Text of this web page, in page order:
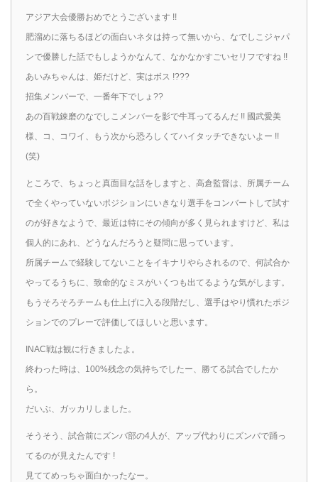
アジア大会優勝おめでとうございます !!
肥溜めに落ちるほどの面白いネタは持って無いから、なでしこジャパ
ンで優勝した話でもしようかなんて、なかなかすごいセリフですね !!
あいみちゃんは、姫だけど、実はボス !???
招集メンバーで、一番年下でしょ??
あの百戦錬磨のなでしこメンバーを影で牛耳ってるんだ !! 國武愛美
様、コ、コワイ、もう次から恐ろしくてハイタッチできないよー !!
(笑)
ところで、ちょっと真面目な話をしますと、高倉監督は、所属チーム
で全くやっていないポジションにいきなり選手をコンバートして試す
のが好きなようで、最近は特にその傾向が多く見られますけど、私は
個人的にあれ、どうなんだろうと疑問に思っています。
所属チームで経験してないことをイキナリやらされるので、何試合か
やってるうちに、致命的なミスがいくつも出てるような気がします。
もうそろそろチームも仕上げに入る段階だし、選手はやり慣れたポジ
ションでのプレーで評価してほしいと思います。
INAC戦は観に行きましたよ。
終わった時は、100%残念の気持ちでしたー、勝てる試合でしたか
ら。
だいぶ、ガッカリしました。
そうそう、試合前にズンバ部の4人が、アップ代わりにズンバで踊っ
てるのが見えたんです !
見ててめっちゃ面白かったなー。